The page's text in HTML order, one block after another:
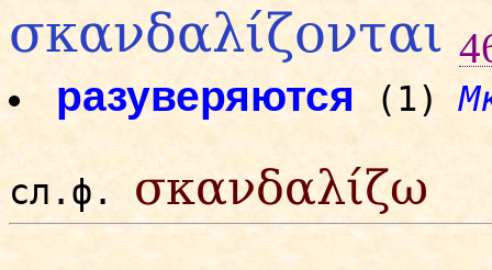
σκανδαλίζονται
разуверяются (1)
сл.ф. σκανδαλίζω